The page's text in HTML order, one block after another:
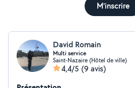
M'inscrire
David Romain
Multi service
Saint-Nazaire (Hôtel de ville)
4,4/5 (9 avis)